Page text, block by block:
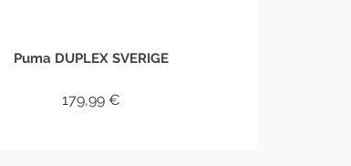
Puma DUPLEX SVERIGE
179,99 €